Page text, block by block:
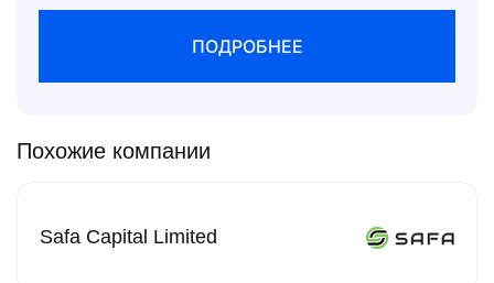
ПОДРОБНЕЕ
Похожие компании
Safa Capital Limited